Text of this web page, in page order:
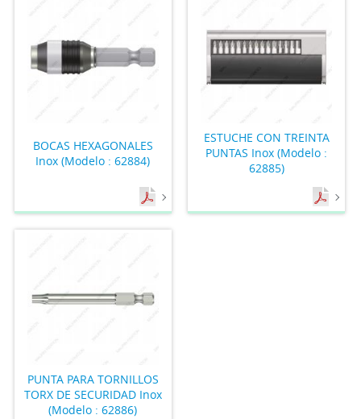
BOCAS HEXAGONALES
Inox (Modelo : 62884)
ESTUCHE CON TREINTA
PUNTAS Inox (Modelo :
62885)
PUNTA PARA TORNILLOS
TORX DE SECURIDAD Inox
(Modelo : 62886)